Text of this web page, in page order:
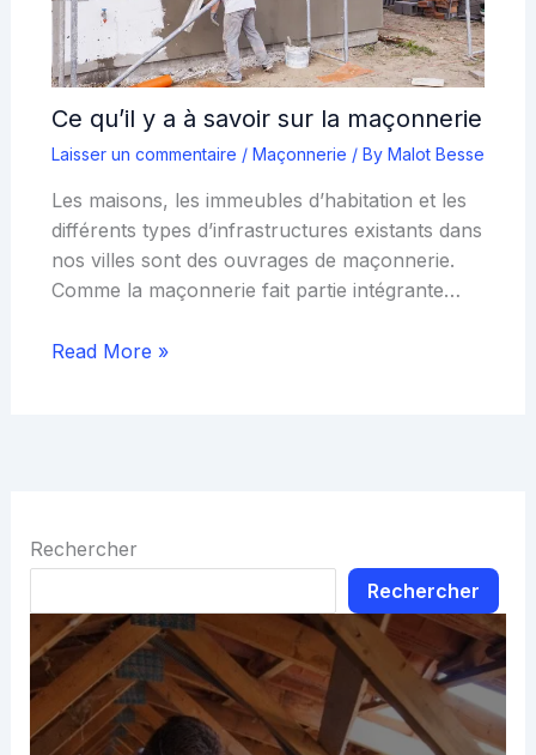
Ce qu’il y a à savoir sur la maçonnerie
Laisser un commentaire / Maçonnerie / By Malot Besse
Les maisons, les immeubles d’habitation et les
différents types d’infrastructures existants dans
nos villes sont des ouvrages de maçonnerie.
Comme la maçonnerie fait partie intégrante…
Read More »
Rechercher
Rechercher